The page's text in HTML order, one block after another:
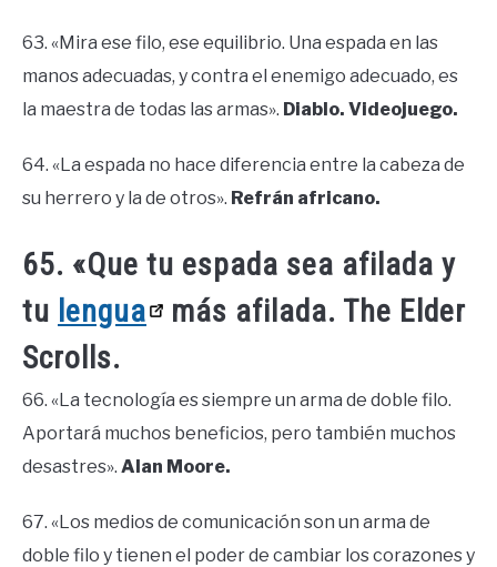
63. «Mira ese filo, ese equilibrio. Una espada en las
manos adecuadas, y contra el enemigo adecuado, es
la maestra de todas las armas». Diablo. Videojuego.
64. «La espada no hace diferencia entre la cabeza de
su herrero y la de otros». Refrán africano.
65. «Que tu espada sea afilada y
tu lengua
más afilada. The Elder
Scrolls.
66. «La tecnología es siempre un arma de doble filo.
Aportará muchos beneficios, pero también muchos
desastres». Alan Moore.
67. «Los medios de comunicación son un arma de
doble filo y tienen el poder de cambiar los corazones y